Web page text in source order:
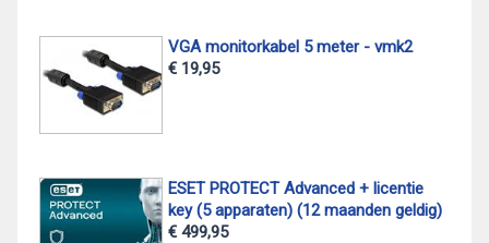
VGA monitorkabel 5 meter - vmk2
€ 19,95
ESET PROTECT Advanced + licentie
key (5 apparaten) (12 maanden geldig)
€ 499,95